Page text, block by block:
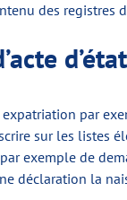
des registres
par
sur les listes
exemple de
déclaration la